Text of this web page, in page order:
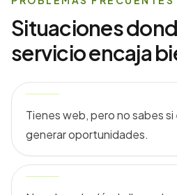
Situaciones
servicio encaja
Tienes web, pero no sabes
generar oportunidades.